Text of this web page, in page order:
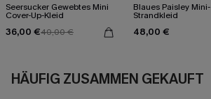
Seersucker Gewebtes Mini
Cover-Up-Kleid
36,00 €40,00 €
Blaues Paisley Mini-
Strandkleid
48,00 €
HÄUFIG ZUSAMMEN GEKAUFT